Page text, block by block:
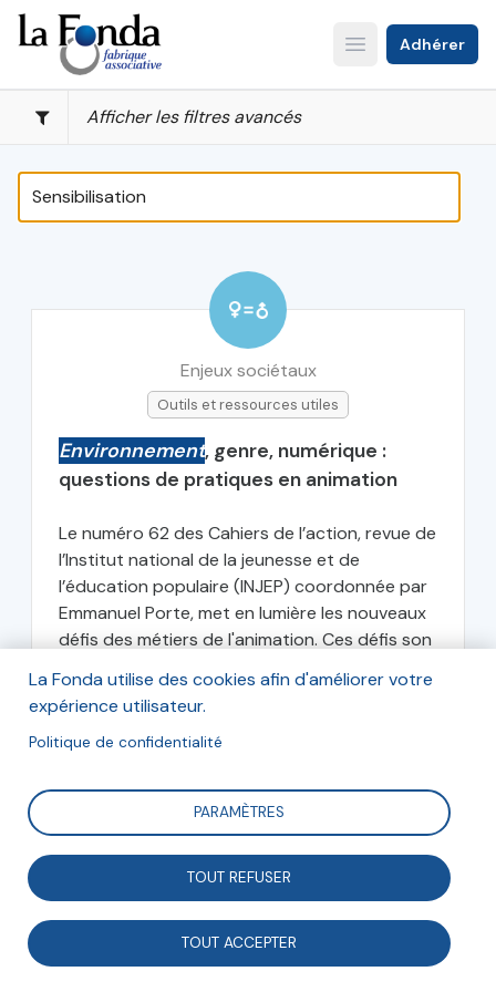
Aller
au
contenu
principal
Open main menu
Adhérer
Afficher les filtres avancés
Enjeux sociétaux
Outils et ressources utiles
Environnement, genre, numérique :
questions de pratiques en animation
Le numéro 62 des Cahiers de l’action, revue de
l’Institut national de la jeunesse et de
l’éducation populaire (INJEP) coordonnée par
Emmanuel Porte, met en lumière les nouveaux
défis des métiers de l'animation. Ces défis son
l’éducation populaire (INJEP)
janvier 2025
La Fonda utilise des cookies afin d'améliorer votre
expérience utilisateur.
Politique de confidentialité
PARAMÈTRES
TOUT REFUSER
TOUT ACCEPTER